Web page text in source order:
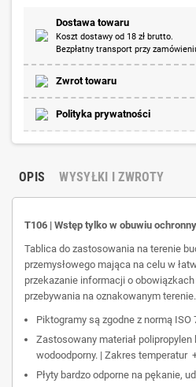
Dostawa towaru
Koszt dostawy od 18 zł brutto.
Bezpłatny transport przy
Zwrot towaru
Polityka prywatności
OPIS WYSYŁKI I ZWROTY
T106 | Wstęp tylko w obuwiu
Tablica do zastosowania na terenie
przemysłowego mająca na celu w
przekazanie informacji o
przebywania na oznakowanym terenie.
Piktogramy są zgodne z normą ISO
Zastosowany materiał
wodoodporny. | Zakres temperatur
Płyty bardzo odporne na pękanie,